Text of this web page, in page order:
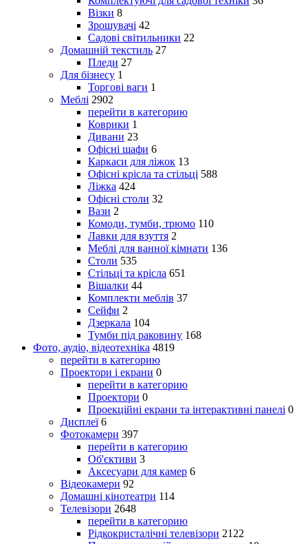
Візки 8
Зрошувачі 42
Садові світильники 22
Домашній текстиль 27
Пледи 27
Для бізнесу 1
Торгові ваги 1
Меблі 2902
перейти в категорию
Коврики 1
Дивани 23
Офісні шафи 6
Каркаси для ліжок 13
Офісні крісла та стільці 588
Ліжка 424
Офісні столи 32
Вази 2
Комоди, тумби, трюмо 110
Лавки для взуття 2
Меблі для ванної кімнати 136
Столи 535
Стільці та крісла 651
Вішалки 44
Комплекти меблів 37
Сейфи 2
Дзеркала 104
Тумби під раковину 168
Фото, аудіо, відеотехніка 4819
перейти в категорию
Проектори і екрани 0
перейти в категорию
Проектори 0
Проекційні екрани та інтерактивні панелі 0
Дисплеї 6
Фотокамери 397
перейти в категорию
Об'єктиви 3
Аксесуари для камер 6
Відеокамери 92
Домашні кінотеатри 114
Телевізори 2648
перейти в категорию
Рідкокристалічні телевізори 2122